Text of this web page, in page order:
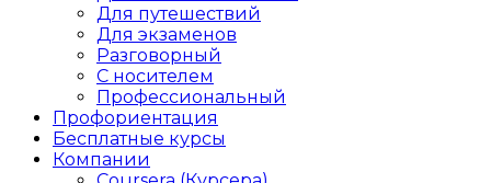
Для путешествий
Для экзаменов
Разговорный
С носителем
Профессиональный
Профориентация
Бесплатные курсы
Компании